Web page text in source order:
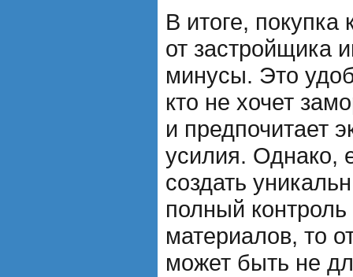
В итоге, покупка
от застройщика
минусы. Это
кто не хочет
и предпочитает
усилия. Однако,
создать
полный
материалов, то
может быть не